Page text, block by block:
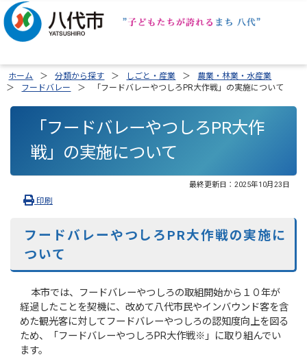
ホーム 分類から探す しごと・産業
農業・林業・水産業
フードバレー
「フードバレーやつしろPR大作戦」の実施について
「フードバレーやつしろPR大作
戦」の実施について
最終更新日： 2025年10月23日
印刷
フードバレーやつしろPR大作戦の実施に
ついて
本市では、フードバレーやつしろの取組開始から１０年が
経過したことを契機に、改めて八代市民やインバウンド客を含
めた観光客に対してフードバレーやつしろの認知度向上を図る
ため、「フードバレーやつしろPR大作戦※」に取り組んでい
ます。